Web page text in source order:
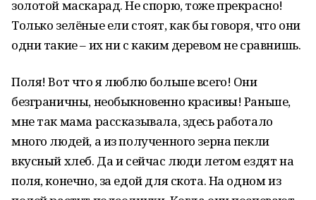
золотой маскарад. Не спорю, тоже прекрасно!
Только зелёные ели стоят, как бы говоря, что они
одни такие – их ни с каким деревом не сравнишь.
Поля! Вот что я люблю больше всего! Они
безграничны, необыкновенно красивы! Раньше,
мне так мама рассказывала, здесь работало
много людей, а из полученного зерна пекли
вкусный хлеб. Да и сейчас люди летом ездят на
поля, конечно, за едой для скота. На одном из